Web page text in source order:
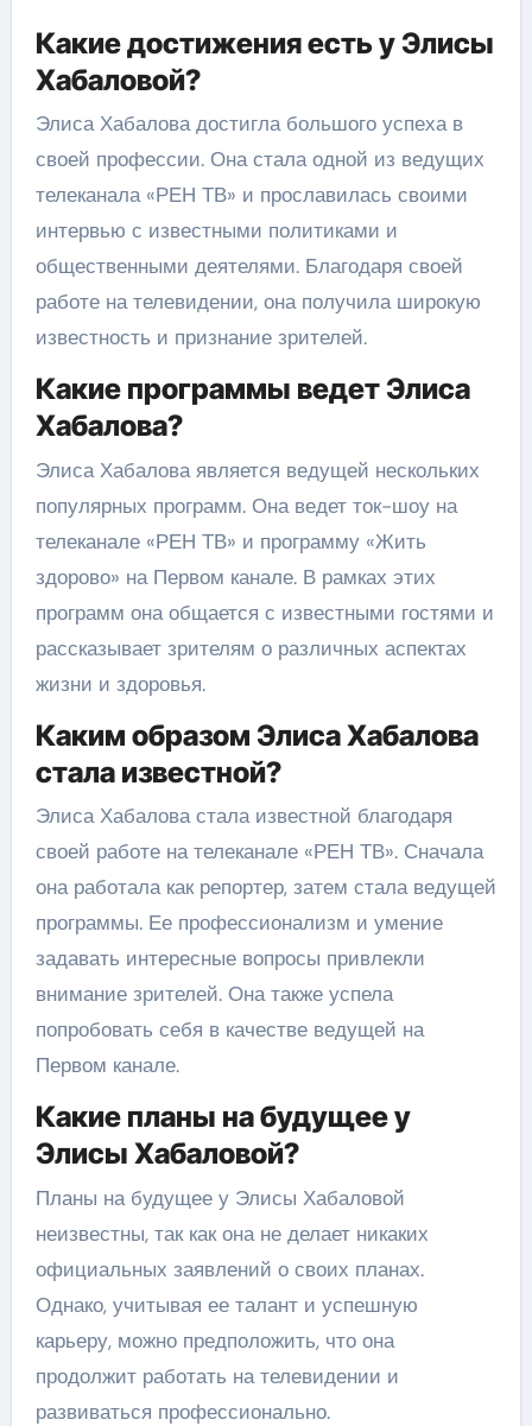
Какие достижения есть у Элисы
Хабаловой?
Элиса Хабалова достигла большого успеха в
своей профессии. Она стала одной из ведущих
телеканала «РЕН ТВ» и прославилась своими
интервью с известными политиками и
общественными деятелями. Благодаря своей
работе на телевидении, она получила широкую
известность и признание зрителей.
Какие программы ведет Элиса
Хабалова?
Элиса Хабалова является ведущей нескольких
популярных программ. Она ведет ток-шоу на
телеканале «РЕН ТВ» и программу «Жить
здорово» на Первом канале. В рамках этих
программ она общается с известными гостями и
рассказывает зрителям о различных аспектах
жизни и здоровья.
Каким образом Элиса Хабалова
стала известной?
Элиса Хабалова стала известной благодаря
своей работе на телеканале «РЕН ТВ». Сначала
она работала как репортер, затем стала ведущей
программы. Ее профессионализм и умение
задавать интересные вопросы привлекли
внимание зрителей. Она также успела
попробовать себя в качестве ведущей на
Первом канале.
Какие планы на будущее у
Элисы Хабаловой?
Планы на будущее у Элисы Хабаловой
неизвестны, так как она не делает никаких
официальных заявлений о своих планах.
Однако, учитывая ее талант и успешную
карьеру, можно предположить, что она
продолжит работать на телевидении и
развиваться профессионально.